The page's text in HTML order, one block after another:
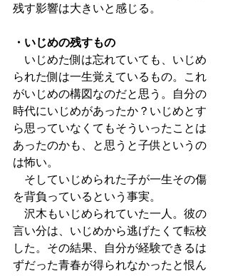
残す影響は大きいと感じる。
・いじめの残すもの
いじめた側は忘れていても、いじめ
られた側は一生覚えているもの。これ
がいじめの構図なのだと思う。自分の
時代にいじめがあったか？いじめとす
ら思っていなくてもそういったことは
あったのかも、と思うと子供というの
は怖い。
そしていじめられた子が一生その傷
を背負っているという事実。
沢木もいじめられていた一人。彼の
言い分は、いじめから逃げたくて転校
した。その結果、自分が経験できるは
ずだった青春が得られなかったと恨ん